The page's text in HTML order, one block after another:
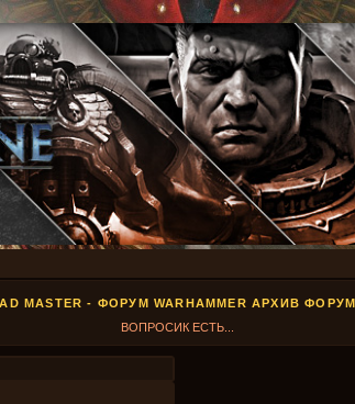
MASTER - ФОРУМ WARHAMMER АРХИВ
ВОПРОСИК ЕСТЬ...